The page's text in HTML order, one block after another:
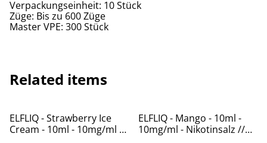
Verpackungseinheit: 10 Stück
Züge: Bis zu 600 Züge
Master VPE: 300 Stück
Related items
ELFLIQ - Strawberry Ice
Cream - 10ml - 10mg/ml -
ELFLIQ - Mango - 10ml -
10mg/ml - Nikotinsalz //